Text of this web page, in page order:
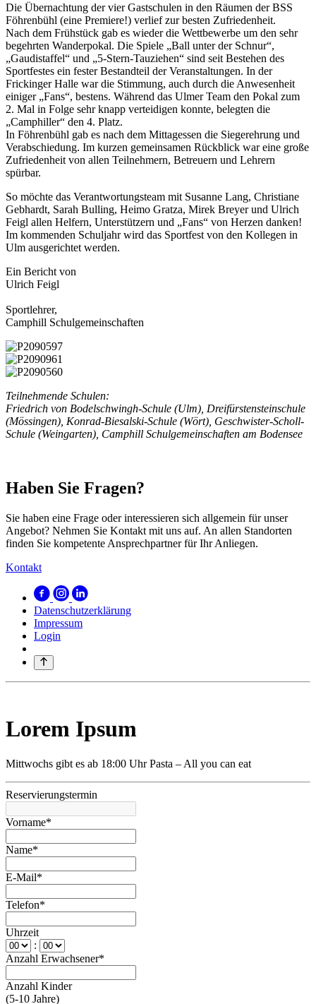
Die Übernachtung der vier Gastschulen in den Räumen der BSS
Föhrenbühl (eine Premiere!) verlief zur besten Zufriedenheit.
Nach dem Frühstück gab es wieder die Wettbewerbe um den sehr
begehrten Wanderpokal. Die Spiele „Ball unter der Schnur“,
„Gaudistaffel“ und „5-Stern-Tauziehen“ sind seit Bestehen des
Sportfestes ein fester Bestandteil der Veranstaltungen. In der
Frickinger Halle war die Stimmung, auch durch die Anwesenheit
einiger „Fans“, bestens. Während das Ulmer Team den Pokal zum
2. Mal in Folge sehr knapp verteidigen konnte, belegten die
„Camphiller“ den 4. Platz.
In Föhrenbühl gab es nach dem Mittagessen die Siegerehrung und
Verabschiedung. Im kurzen gemeinsamen Rückblick war eine große
Zufriedenheit von allen Teilnehmern, Betreuern und Lehrern
spürbar.
So möchte das Verantwortungsteam mit Susanne Lang, Christiane
Gebhardt, Sarah Bulling, Heimo Gratza, Mirek Breyer und Ulrich
Feigl allen Helfern, Unterstützern und „Fans“ von Herzen danken!
Im kommenden Schuljahr wird das Sportfest von den Kollegen in
Ulm ausgerichtet werden.
Ein Bericht von
Ulrich Feigl
Sportlehrer,
Camphill Schulgemeinschaften
Teilnehmende Schulen:
Friedrich von Bodelschwingh-Schule (Ulm), Dreifürstensteinschule
(Mössingen), Konrad-Biesalski-Schule (Wört), Geschwister-Scholl-
Schule (Weingarten), Camphill Schulgemeinschaften am Bodensee
Haben Sie Fragen?
Sie haben eine Frage oder interessieren sich allgemein für unser
Angebot? Nehmen Sie Kontakt mit uns auf. An allen Standorten
finden Sie kompetente Ansprechpartner für Ihr Anliegen.
Kontakt
Datenschutzerklärung
Impressum
Login
Lorem Ipsum
Mittwochs gibt es ab 18:00 Uhr Pasta – All you can eat
Reservierungstermin
Vorname*
Name*
E-Mail*
Telefon*
Uhrzeit
:
Anzahl Erwachsener*
Anzahl Kinder
(5-10 Jahre)